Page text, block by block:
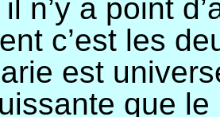
n’y a point
c’est les
est
que